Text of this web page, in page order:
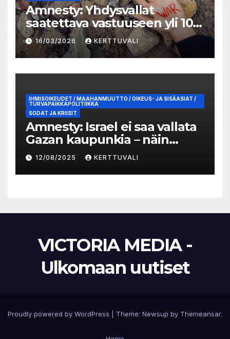
Amnesty: Yhdysvallat
saatettava vastuuseen yli 100
lasta tappaneesta
kouluiskusta Iranissa
16/03/2026 KERTTUVALI
IHMISOIKEUDET / MAAHANMUUTTO / OIKEUS- JA SISÄASIAT /
TURVAPAIKKAPOLITIIKKA
SODAT JA KRIISIT
Amnesty: Israel ei saa vallata
Gazan kaupunkia – näin
Suomen täytyy toimia
12/08/2025 KERTTUVALI
VICTORIA MEDIA -
Ulkomaan uutiset
Proudly powered by WordPress Theme: Newsup by Themeansar.